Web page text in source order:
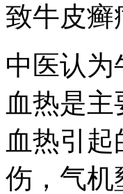
致牛皮癣
中医认
血热是
血热引
伤，气机